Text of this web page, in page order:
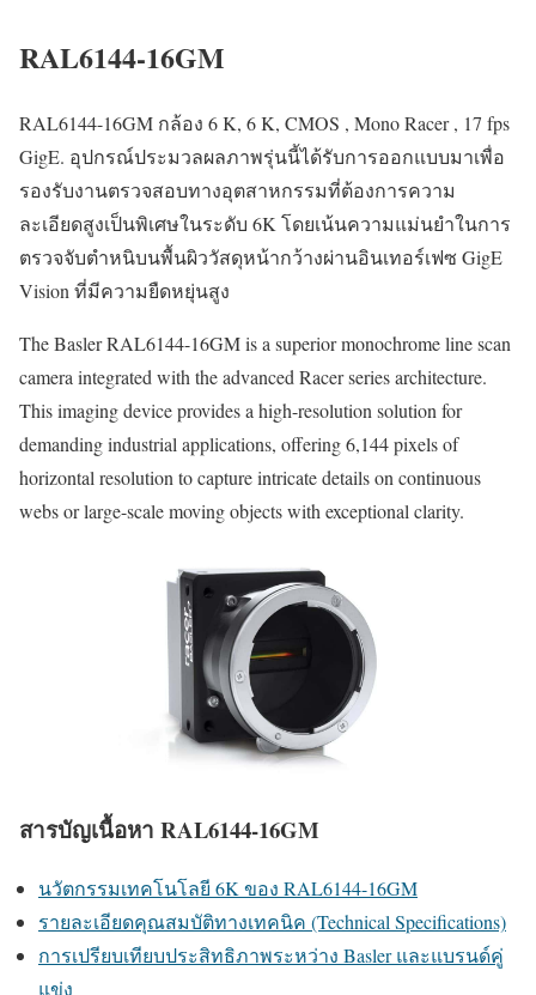
RAL6144-16GM
RAL6144-16GM กล้อง 6 K, 6 K, CMOS , Mono Racer , 17 fps
GigE. อุปกรณ์ประมวลผลภาพรุ่นนี้ได้รับการออกแบบมาเพื่อ
รองรับงานตรวจสอบทางอุตสาหกรรมที่ต้องการความ
ละเอียดสูงเป็นพิเศษในระดับ 6K โดยเน้นความแม่นยำในการ
ตรวจจับตำหนิบนพื้นผิววัสดุหน้ากว้างผ่านอินเทอร์เฟซ GigE
Vision ที่มีความยืดหยุ่นสูง
The Basler RAL6144-16GM is a superior monochrome line scan
camera integrated with the advanced Racer series architecture.
This imaging device provides a high-resolution solution for
demanding industrial applications, offering 6,144 pixels of
horizontal resolution to capture intricate details on continuous
webs or large-scale moving objects with exceptional clarity.
สารบัญเนื้อหา RAL6144-16GM
นวัตกรรมเทคโนโลยี 6K ของ RAL6144-16GM
รายละเอียดคุณสมบัติทางเทคนิค (Technical Specifications)
การเปรียบเทียบประสิทธิภาพระหว่าง Basler และแบรนด์คู่
แข่ง